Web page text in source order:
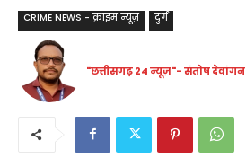
CRIME NEWS - क्राइम न्यूज़ दुर्ग
"छत्तीसगढ़ 24 न्यूज़"- संतोष देवांगन